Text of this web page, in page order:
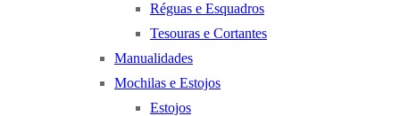
Réguas e Esquadros
Tesouras e Cortantes
Manualidades
Mochilas e Estojos
Estojos